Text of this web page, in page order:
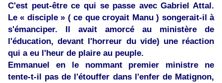
C'est peut-être ce qui se passe avec Gabriel Attal.
Le « disciple » ( ce que croyait Manu ) songerait-il à
s'émanciper. Il avait amorcé au ministère de
l'éducation, devant l'horreur du vide) une réaction
qui a eu l'heur de plaire au peuple.
Emmanuel en le nommant premier ministre ne
tente-t-il pas de l'étouffer dans l'enfer de Matignon,